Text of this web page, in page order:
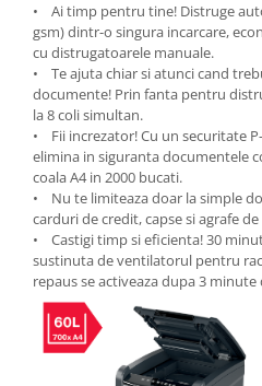
Apa si bauturi racoritoare
Cafea, ceai, zahar, lapte
Casa si bucatarie
Cani si pahare
Bucatarie si servire
Textile si confort pentru casa
Decor si interior
Seturi si accesorii pentru vin
Rucsacuri si articole de calatorie
Rucsacuri
Trollere, genti si accesorii de voiaj
• Ai timp pentru tine! Distruge
gsm) dintr-o singura incarcare,
cu distrugatoarele manuale.
• Te ajuta chiar si atunci cand
documente! Prin fanta pentru
la 8 coli simultan.
• Fii increzator! Cu un securitate
elimina in siguranta documentele
coala A4 in 2000 bucati.
• Nu te limiteaza doar la simple
carduri de credit, capse si agrafe
• Castigi timp si eficienta! 30
sustinuta de ventilatorul pentru
repaus se activeaza dupa 3